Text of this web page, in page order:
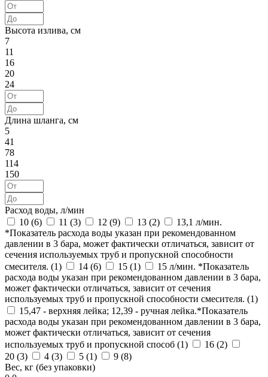
Высота излива, см
7
11
16
20
24
Длина шланга, см
5
41
78
114
150
Расход воды, л/мин
10 (6) 11 (3) 12 (9) 13 (2)
13,1 л/мин.
*Показатель расхода воды указан при рекомендованном
давлении в 3 бара, может фактически отличаться, зависит от
сечения используемых труб и пропускной способности
смесителя. (1) 14 (6) 15 (1)
15 л/мин. *Показатель
расхода воды указан при рекомендованном давлении в 3 бара,
может фактически отличаться, зависит от сечения
используемых труб и пропускной способности смесителя. (1)
15,47 - верхняя лейка; 12,39 - ручная лейка.*Показатель
расхода воды указан при рекомендованном давлении в 3 бара,
может фактически отличаться, зависит от сечения
используемых труб и пропускной способ (1) 16 (2)
20 (3) 4 (3) 5 (1) 9 (8)
Вес, кг (без упаковки)